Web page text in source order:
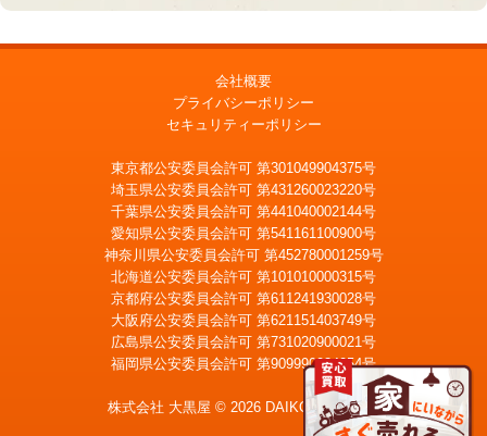
LINE査定 メール査定
会社概要
プライバシーポリシー
セキュリティーポリシー
東京都公安委員会許可 第301049904375号
埼玉県公安委員会許可 第431260023220号
千葉県公安委員会許可 第441040002144号
愛知県公安委員会許可 第541161100900号
神奈川県公安委員会許可 第452780001259号
北海道公安委員会許可 第101010000315号
京都府公安委員会許可 第611241930028号
大阪府公安委員会許可 第621151403749号
広島県公安委員会許可 第731020900021号
福岡県公安委員会許可 第909990034054号
株式会社 大黒屋 © 2026 DAIKOKUYA, Inc.